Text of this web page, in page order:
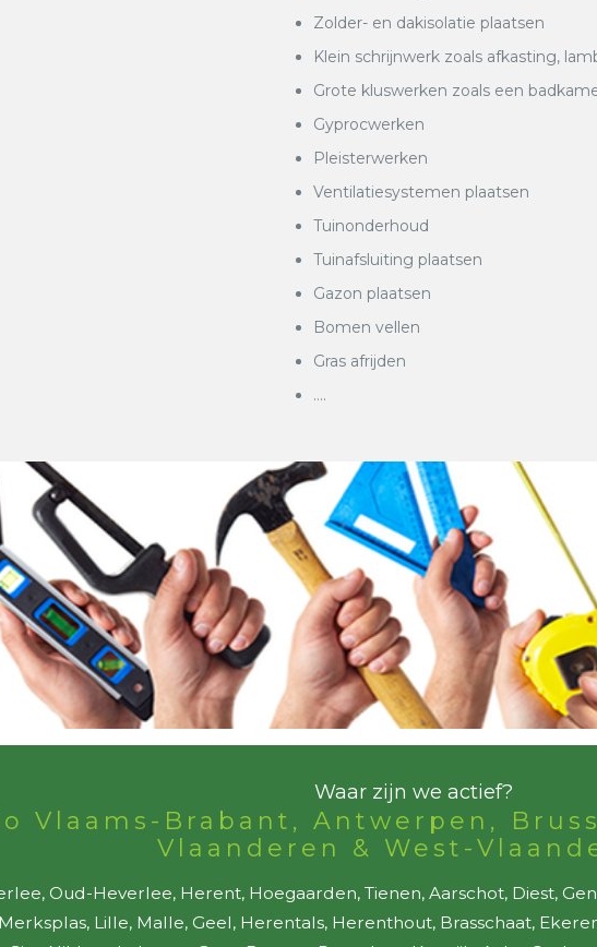
Zolder- en dakisolatie plaatsen
Klein schrijnwerk zoals afkasting,
Grote kluswerken zoals een
Gyprocwerken
Pleisterwerken
Ventilatiesystemen plaatsen
Tuinonderhoud
Tuinafsluiting plaatsen
Gazon plaatsen
Bomen vellen
Gras afrijden
….
Waar zijn we actief?
Vlaams-Brabant, Antwerpen,
Vlaanderen & West-
Oud-Heverlee, Herent, Hoegaarden, Tienen, Aarschot, Diest,
Lille, Malle, Geel, Herentals, Herenthout, Brasschaat,